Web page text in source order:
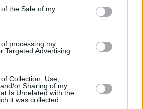
de nuevo en este sitio web o
de privacidad.
the Sale of my
processing my
Targeted Advertising.
Collection, Use,
or Sharing of my
Is Unrelated with the
it was collected.